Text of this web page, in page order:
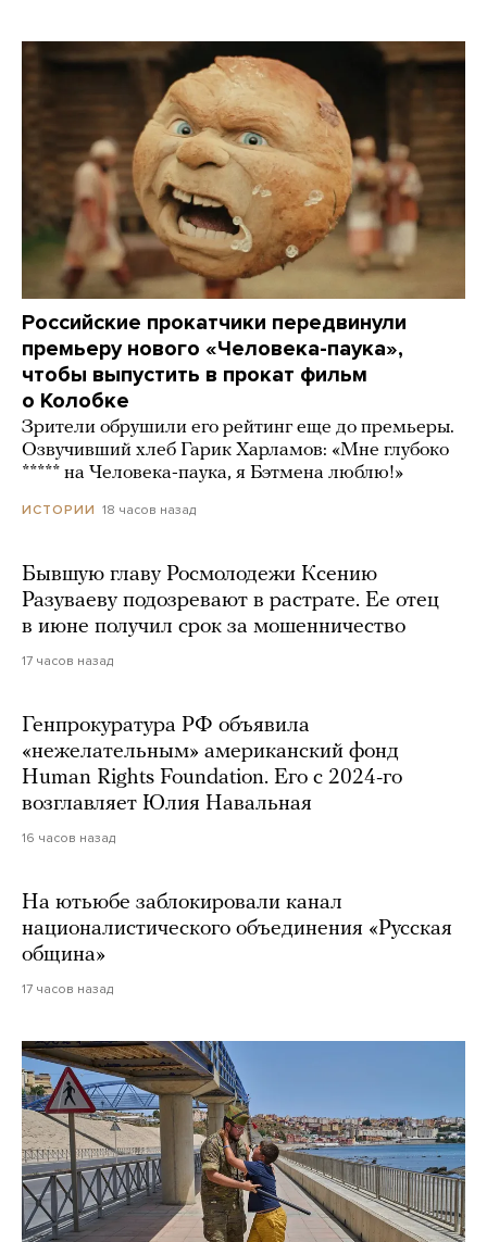
Российские прокатчики передвинули
премьеру нового «Человека-паука»,
чтобы выпустить в прокат фильм
о Колобке
Зрители обрушили его рейтинг еще до премьеры.
Озвучивший хлеб Гарик Харламов: «Мне глубоко
***** на Человека-паука, я Бэтмена люблю!»
ИСТОРИИ 18 часов назад
Бывшую главу Росмолодежи Ксению
Разуваеву подозревают в растрате. Ее отец
в июне получил срок за мошенничество
17 часов назад
Генпрокуратура РФ объявила
«нежелательным» американский фонд
Human Rights Foundation. Его с 2024-го
возглавляет Юлия Навальная
16 часов назад
На ютьюбе заблокировали канал
националистического объединения «Русская
община»
17 часов назад